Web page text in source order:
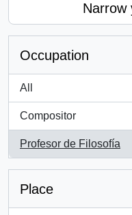
Narrow
Occupation
All
Compositor
, 1 results
Profesor de Filosofía
, 1 results
Place